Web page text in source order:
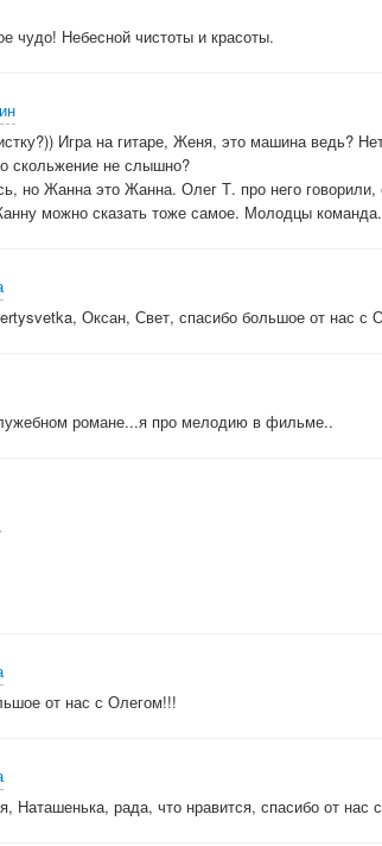
чудо! Небесной чистоты и красоты.
Игра на гитаре, Женя, это машина ведь?
скольжение не слышно?
но Жанна это Жанна. Олег Т. про него говорили,
можно сказать тоже самое. Молодцы команда.
Оксан, Свет, спасибо большое от нас с
романе...я про мелодию в фильме..
от нас с Олегом!!!
Наташенька, рада, что нравится, спасибо от нас